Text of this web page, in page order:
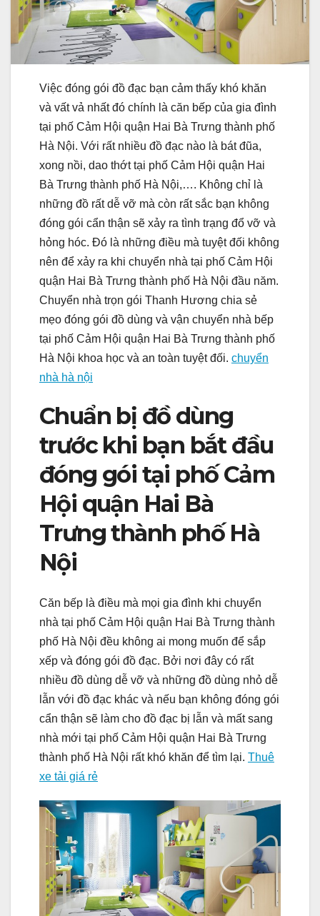
Việc đóng gói đồ đạc bạn cảm thấy khó khăn
và vất vả nhất đó chính là căn bếp của gia đình
tại phố Cảm Hội quận Hai Bà Trưng thành phố
Hà Nội. Với rất nhiều đồ đạc nào là bát đũa,
xong nồi, dao thớt tại phố Cảm Hội quận Hai
Bà Trưng thành phố Hà Nội,…. Không chỉ là
những đồ rất dễ vỡ mà còn rất sắc bạn không
đóng gói cẩn thận sẽ xảy ra tình trạng đổ vỡ và
hỏng hóc. Đó là những điều mà tuyệt đối không
nên để xảy ra khi chuyển nhà tại phố Cảm Hội
quận Hai Bà Trưng thành phố Hà Nội đầu năm.
Chuyển nhà trọn gói Thanh Hương chia sẻ
mẹo đóng gói đồ dùng và vận chuyển nhà bếp
tại phố Cảm Hội quận Hai Bà Trưng thành phố
Hà Nội khoa học và an toàn tuyệt đối. chuyển
nhà hà nội
Chuẩn bị đồ dùng
trước khi bạn bắt đầu
đóng gói tại phố Cảm
Hội quận Hai Bà
Trưng thành phố Hà
Nội
Căn bếp là điều mà mọi gia đình khi chuyển
nhà tại phố Cảm Hội quận Hai Bà Trưng thành
phố Hà Nội đều không ai mong muốn để sắp
xếp và đóng gói đồ đạc. Bởi nơi đây có rất
nhiều đồ dùng dễ vỡ và những đồ dùng nhỏ dễ
lẫn với đồ đạc khác và nếu bạn không đóng gói
cẩn thận sẽ làm cho đồ đạc bị lẫn và mất sang
nhà mới tại phố Cảm Hội quận Hai Bà Trưng
thành phố Hà Nội rất khó khăn để tìm lại. Thuê
xe tải giá rẻ